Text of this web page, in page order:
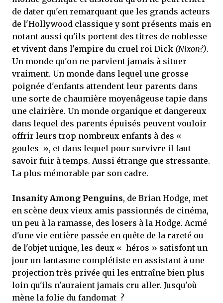
de dater qu'en remarquant que les grands acteurs
de l'Hollywood classique y sont présents mais en
notant aussi qu'ils portent des titres de noblesse
et vivent dans l'empire du cruel roi Dick (Nixon?).
Un monde qu'on ne parvient jamais à situer
vraiment. Un monde dans lequel une grosse
poignée d'enfants attendent leur parents dans
une sorte de chaumière moyenâgeuse tapie dans
une clairière. Un monde organique et dangereux
dans lequel des parents épuisés peuvent vouloir
offrir leurs trop nombreux enfants à des «
goules », et dans lequel pour survivre il faut
savoir fuir à temps. Aussi étrange que stressante.
La plus mémorable par son cadre.
Insanity Among Penguins, de Brian Hodge, met
en scène deux vieux amis passionnés de cinéma,
un peu à la ramasse, des losers à la Hodge. Acmé
d'une vie entière passée en quête de la rareté ou
de l'objet unique, les deux « héros » satisfont un
jour un fantasme complétiste en assistant à une
projection très privée qui les entraîne bien plus
loin qu'ils n'auraient jamais cru aller. Jusqu'où
mène la folie du fandomat ?